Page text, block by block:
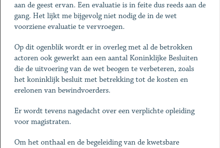
aan de geest ervan. Een evaluatie is in feite dus reeds aan de
gang. Het lijkt me bijgevolg niet nodig de in de wet
voorziene evaluatie te vervroegen.
Op dit ogenblik wordt er in overleg met al de betrokken
actoren ook gewerkt aan een aantal Koninklijke Besluiten
die de uitvoering van de wet beogen te verbeteren, zoals
het koninklijk besluit met betrekking tot de kosten en
erelonen van bewindvoerders.
Er wordt tevens nagedacht over een verplichte opleiding
voor magistraten.
Om het onthaal en de begeleiding van de kwetsbare